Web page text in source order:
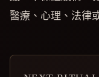
醫療、心理、法律